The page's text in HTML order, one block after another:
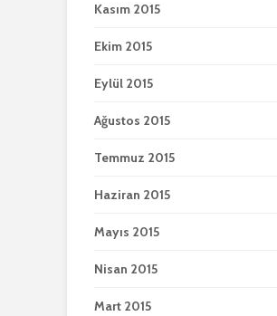
Kasım 2015
Ekim 2015
Eylül 2015
Ağustos 2015
Temmuz 2015
Haziran 2015
Mayıs 2015
Nisan 2015
Mart 2015